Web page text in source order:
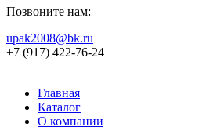
Позвоните нам:
upak2008@bk.ru
+7 (917) 422-76-24
Главная
Каталог
О компании